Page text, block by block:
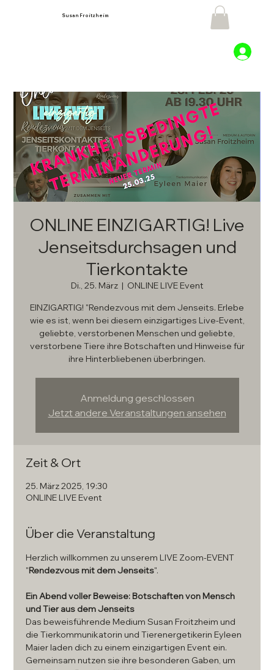
Susan Froitzheim
ONLINE EINZIGARTIG! Live
Jenseitsdurchsagen und
Tierkontakte
Di., 25. März
  |
ONLINE LIVE Event
EINZIGARTIG! "Rendezvous mit dem Jenseits. Erlebe
wie es ist, wenn bei diesem einzigartiges Live-Event,
geliebte, verstorbenen Menschen und geliebte,
verstorbene Tiere ihre Botschaften und Hinweise für
ihre Hinterbliebenen überbringen.
Anmeldung geschlossen
Jetzt andere Veranstaltungen ansehen
Zeit & Ort
25. März 2025, 19:30
ONLINE LIVE Event
Über die Veranstaltung
Herzlich willkommen zu unserem LIVE Zoom-EVENT
"Rendezvous mit dem Jenseits".
Ein Abend voller Beweise: Botschaften von Mensch
und Tier aus dem Jenseits
Das beweisführende Medium Susan Froitzheim und
die Tierkommunikatorin und Tierenergetikerin Eyleen
Maier laden dich zu einem einzigartigen Event ein.
Gemeinsam nutzen sie ihre besonderen Gaben, um